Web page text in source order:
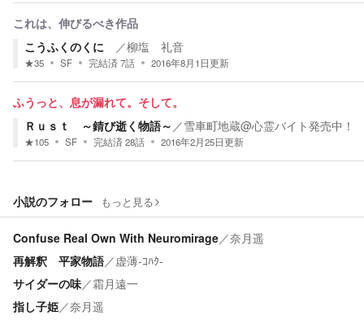
これは、伸びるべき作品
こうふくのくに ／柳塩 礼音
★35 SF 完結済7話 2016年8月1日更新
ふうっと、息が漏れて。そして。
Ｒｕｓｔ ～錆び逝く物語～ ／雪車町地蔵@心霊バイト発売中！
★105 SF 完結済28話 2016年2月25日更新
小説のフォロー もっと見る
Confuse Real Own With Neuromirage／奈月遥
再解釈 平家物語／虚薄-ｺﾊｸ-
サイダーの味／霜月遠一
指し子姫／奈月遥